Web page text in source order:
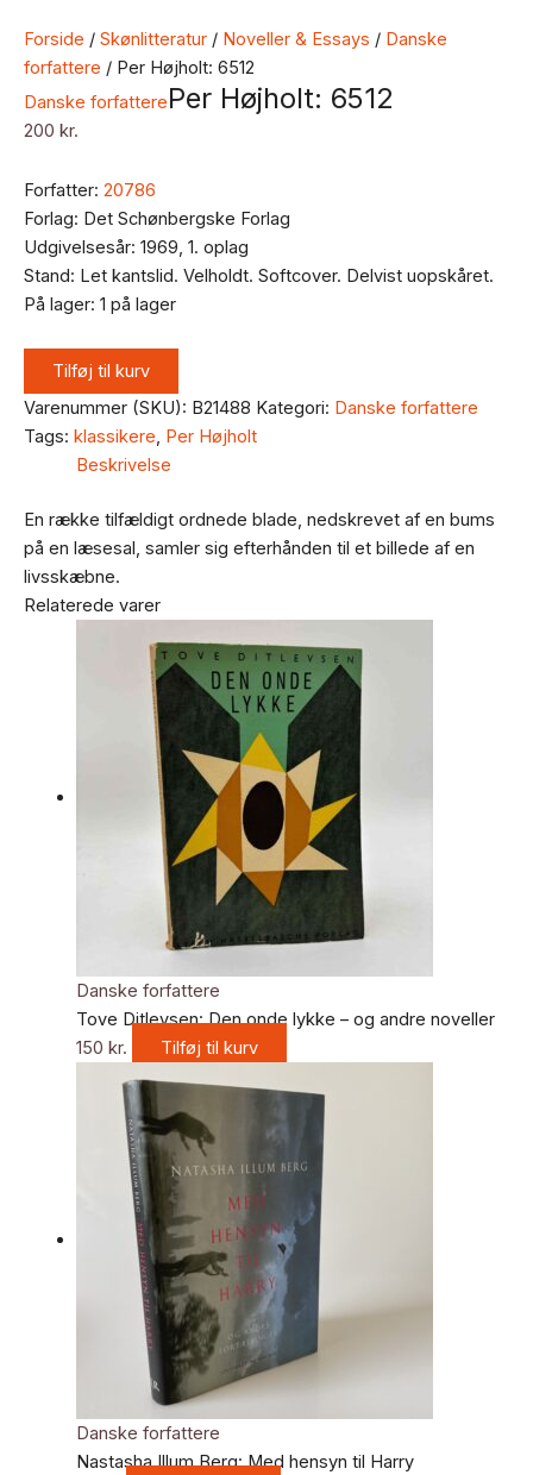
Forside / Skønlitteratur / Noveller & Essays / Danske
forfattere / Per Højholt: 6512
Danske forfatterePer Højholt: 6512
200 kr.
Forfatter: 20786
Forlag: Det Schønbergske Forlag
Udgivelsesår: 1969, 1. oplag
Stand: Let kantslid. Velholdt. Softcover. Delvist uopskåret.
På lager: 1 på lager
Tilføj til kurv
Varenummer (SKU): B21488 Kategori: Danske forfattere
Tags: klassikere, Per Højholt
Beskrivelse
En række tilfældigt ordnede blade, nedskrevet af en bums
på en læsesal, samler sig efterhånden til et billede af en
livsskæbne.
Relaterede varer
Danske forfattere
Tove Ditlevsen: Den onde lykke – og andre noveller
150 kr. Tilføj til kurv
Danske forfattere
Nastasha Illum Berg: Med hensyn til Harry